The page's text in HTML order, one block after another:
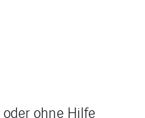
ohne Hilfe